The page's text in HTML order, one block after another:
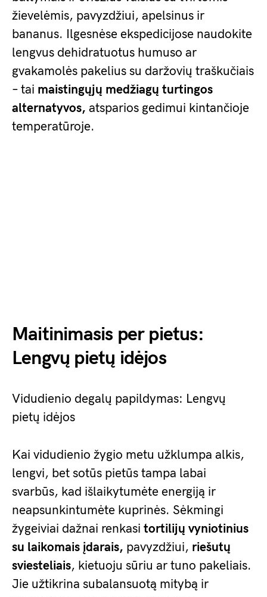
žievelėmis, pavyzdžiui, apelsinus ir
bananus. Ilgesnėse ekspedicijose naudokite
lengvus dehidratuotus humuso ar
gvakamolės pakelius su daržovių traškučiais
– tai maistingųjų medžiagų turtingos
alternatyvos, atsparios gedimui kintančioje
temperatūroje.
Maitinimasis per pietus:
Lengvų pietų idėjos
Vidudienio degalų papildymas: Lengvų
pietų idėjos
Kai vidudienio žygio metu užklumpa alkis,
lengvi, bet sotūs pietūs tampa labai
svarbūs, kad išlaikytumėte energiją ir
neapsunkintumėte kuprinės. Sėkmingi
žygeiviai dažnai renkasi tortilijų vyniotinius
su laikomais įdarais, pavyzdžiui, riešutų
sviesteliais, kietuoju sūriu ar tuno pakeliais.
Jie užtikrina subalansuotą mitybą ir